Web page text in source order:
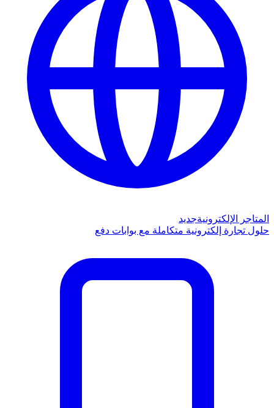
المتاجر الإلكترونيةجديد
حلول تجارة إلكترونية متكاملة مع بوابات دفع